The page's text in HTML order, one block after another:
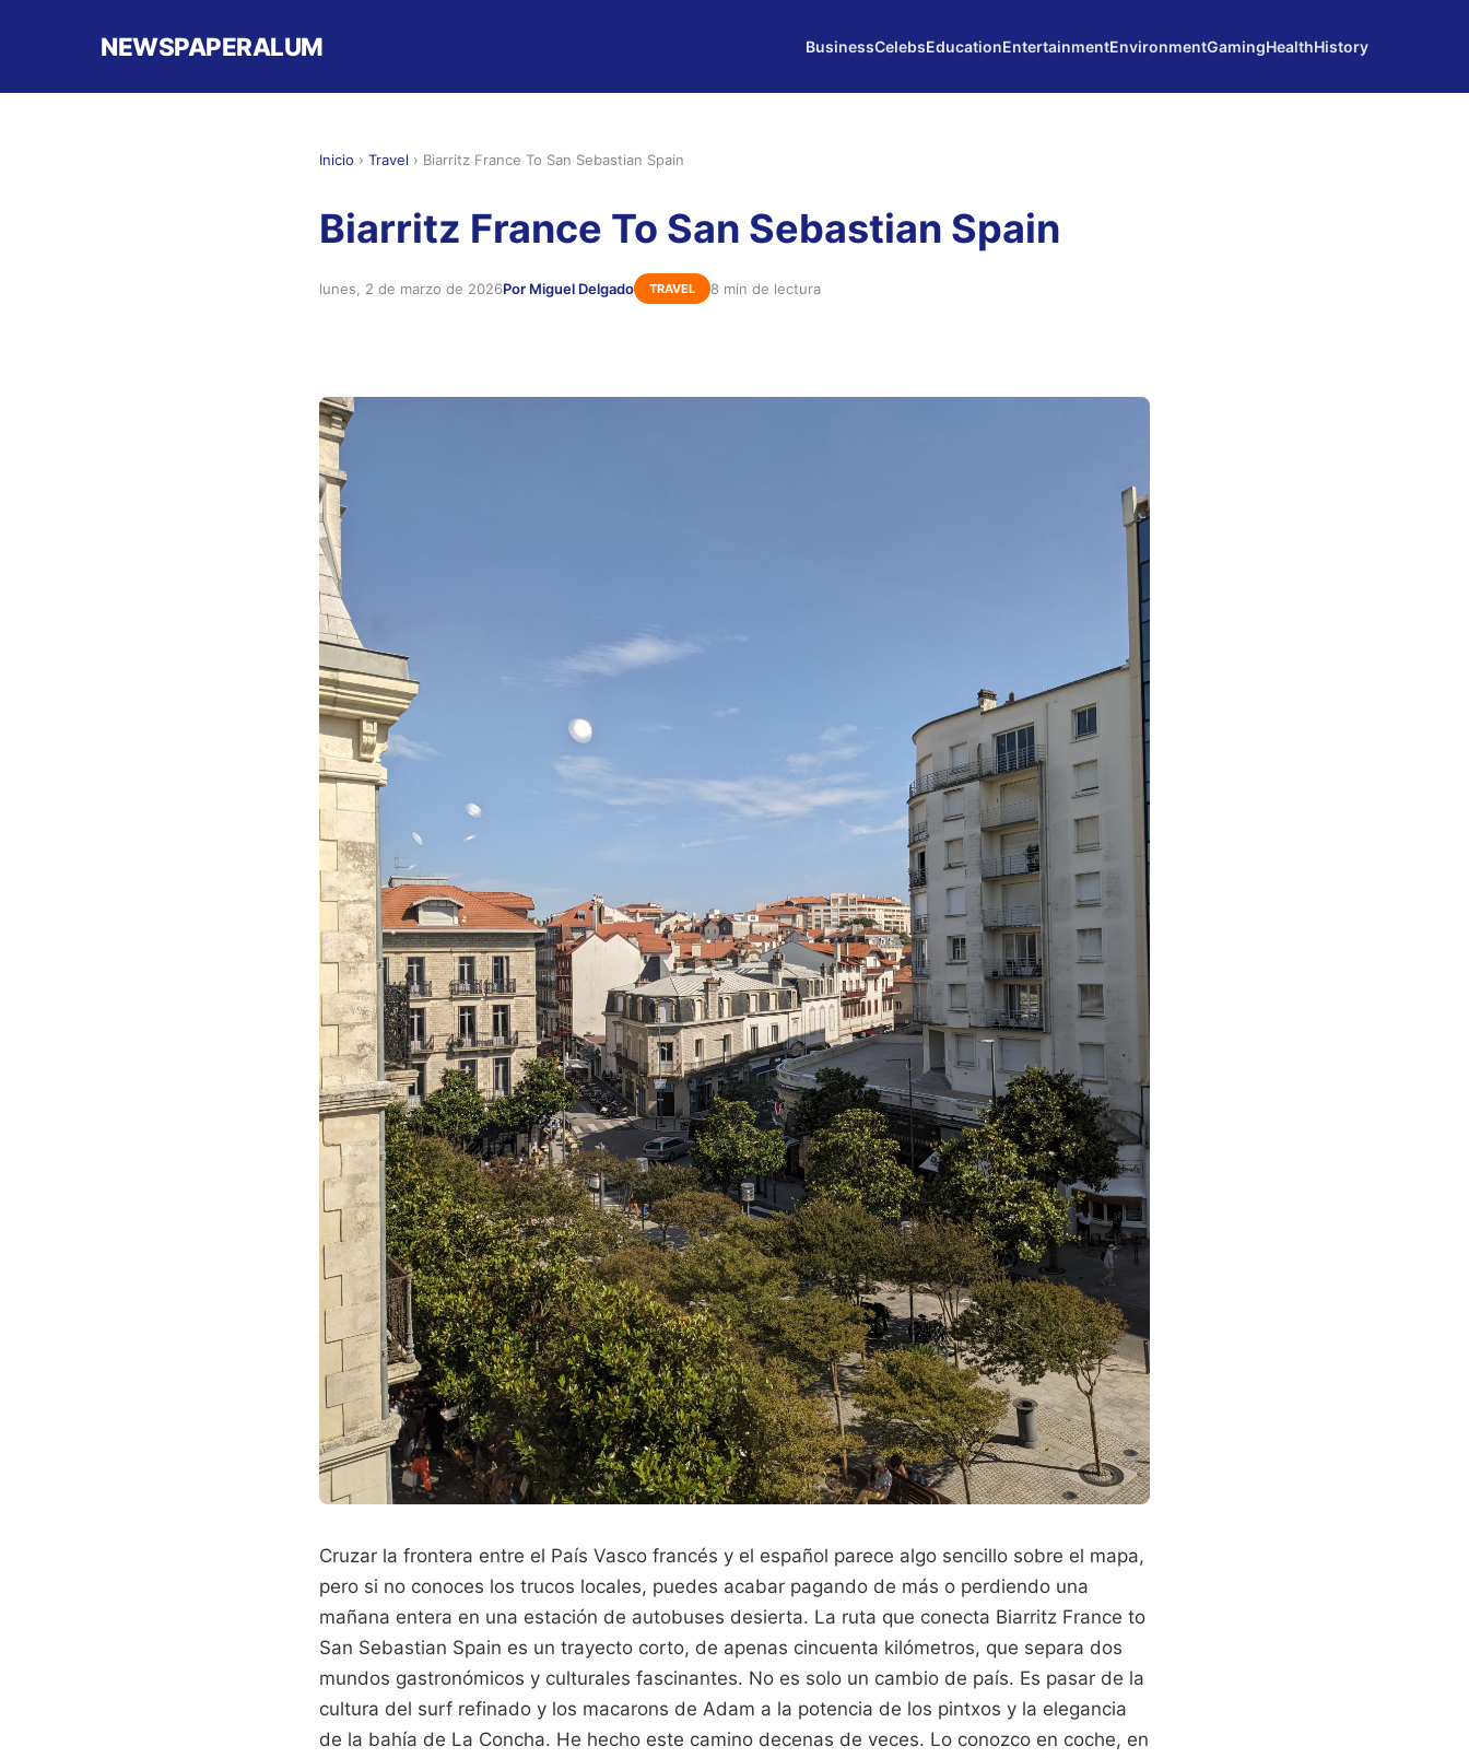
NEWSPAPERALUM BusinessCelebsEducationEntertainmentEnvironmentGamingHealthHistory
Inicio › Travel › Biarritz France To San Sebastian Spain
Biarritz France To San Sebastian Spain
lunes, 2 de marzo de 2026Por Miguel Delgado TRAVEL 8 min de lectura
Cruzar la frontera entre el País Vasco francés y el español parece algo sencillo sobre el mapa,
pero si no conoces los trucos locales, puedes acabar pagando de más o perdiendo una
mañana entera en una estación de autobuses desierta. La ruta que conecta Biarritz France to
San Sebastian Spain es un trayecto corto, de apenas cincuenta kilómetros, que separa dos
mundos gastronómicos y culturales fascinantes. No es solo un cambio de país. Es pasar de la
cultura del surf refinado y los macarons de Adam a la potencia de los pintxos y la elegancia
de la bahía de La Concha. He hecho este camino decenas de veces. Lo conozco en coche, en